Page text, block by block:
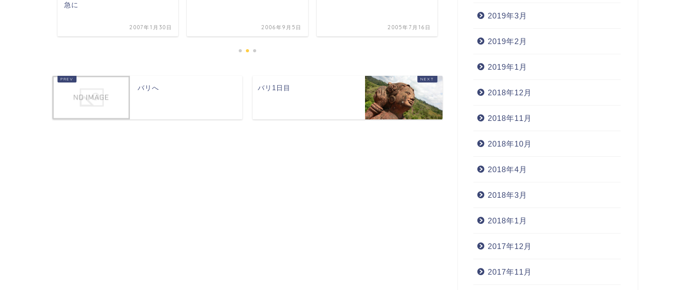
急に
2007年1月30日 2006年9月5日 2005年7月16日
バリへ バリ1日目
2019年3月
2019年2月
2019年1月
2018年12月
2018年11月
2018年10月
2018年4月
2018年3月
2018年1月
2017年12月
2017年11月